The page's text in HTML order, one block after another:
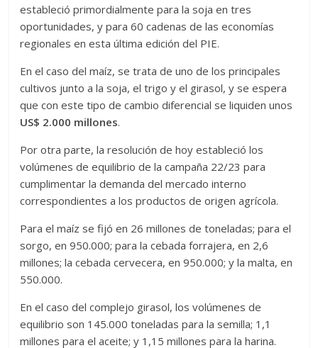
estableció primordialmente para la soja en tres
oportunidades, y para 60 cadenas de las economías
regionales en esta última edición del PIE.
En el caso del maíz, se trata de uno de los principales
cultivos junto a la soja, el trigo y el girasol, y se espera
que con este tipo de cambio diferencial se liquiden unos
US$ 2.000 millones.
Por otra parte, la resolución de hoy estableció los
volúmenes de equilibrio de la campaña 22/23 para
cumplimentar la demanda del mercado interno
correspondientes a los productos de origen agrícola.
Para el maíz se fijó en 26 millones de toneladas; para el
sorgo, en 950.000; para la cebada forrajera, en 2,6
millones; la cebada cervecera, en 950.000; y la malta, en
550.000.
En el caso del complejo girasol, los volúmenes de
equilibrio son 145.000 toneladas para la semilla; 1,1
millones para el aceite; y 1,15 millones para la harina.